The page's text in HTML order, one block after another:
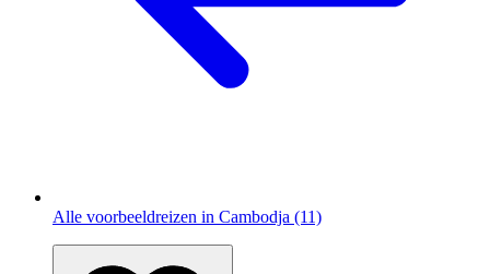
Alle voorbeeldreizen in Cambodja (11)